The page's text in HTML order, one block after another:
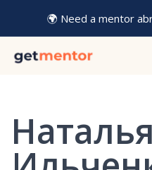
🌍 Need a mentor
Наталья